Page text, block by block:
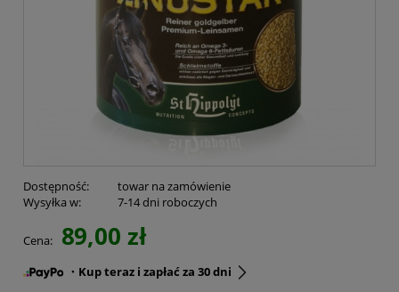
Dostępność:
towar na zamówienie
Wysyłka w:
7-14 dni roboczych
Cena: 89,00 zł
・Kup teraz i zapłać za 30 dni